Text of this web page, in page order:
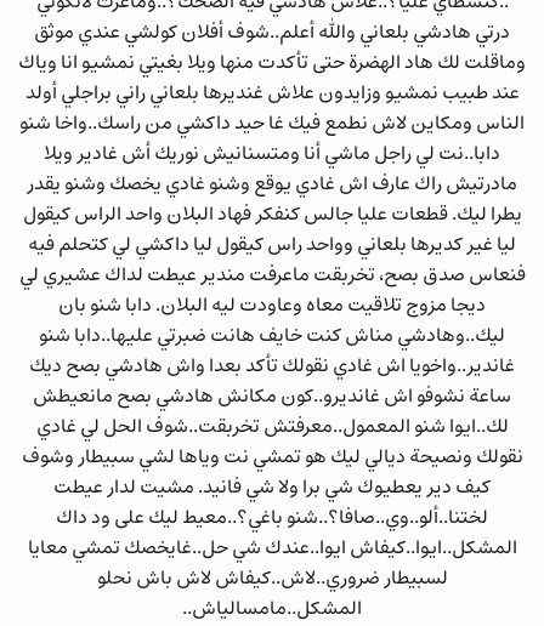
درتي هادشي بلعاني والله أعلم..شوف أفلان كولشي عندي موثق
وماقلت لك هاد الهضرة حتى تأكدت منها ويلا بغيتي نمشيو انا وياك
عند طبيب نمشيو وزايدون علاش غنديرها بلعاني راني براجلي أولد
الناس ومكاين لاش نطمع فيك غا حيد داكشي من راسك..واخا شنو
دابا..نت لي راجل ماشي أنا ومتسنانيش نوريك أش غادير ويلا
مادرتيش راك عارف اش غادي يوقع وشنو غادي يخصك وشنو يقدر
يطرا ليك. قطعات عليا جالس كنفكر فهاد البلان واحد الراس كيقول
ليا غير كديرها بلعاني وواحد راس كيقول ليا داكشي لي كتحلم فيه
فنعاس صدق بصح، تخربقت ماعرفت مندير عيطت لداك عشيري لي
ديجا مزوج تلاقيت معاه وعاودت ليه البلان. دابا شنو بان
ليك..وهادشي مناش كنت خايف هانت ضبرتي عليها..دابا شنو
غاندير..واخويا اش غادي نقولك تأكد بعدا واش هادشي بصح ديك
ساعة نشوفو اش غانديرو..كون مكانش هادشي بصح مانعيطش
لك..ايوا شنو المعمول..معرفتش تخربقت..شوف الحل لي غادي
نقولك ونصيحة ديالي ليك هو تمشي نت وياها لشي سبيطار وشوف
كيف دير يعطيوك شي برا ولا شي فانيد. مشيت لدار عيطت
لختنا..ألو..وي..صافا؟..شنو باغي؟..معيط ليك على ود داك
المشكل..ايوا..كيفاش ايوا..عندك شي حل..غايخصك تمشي معايا
لسبيطار ضروري..لاش..كيفاش لاش باش نحلو
المشكل..مامسالياش..